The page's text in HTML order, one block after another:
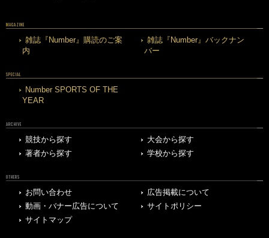
MAGAZINE
雑誌『Number』購読のご案
内
雑誌『Number』バックナン
バー
SPECIAL
Number SPORTS OF THE
YEAR
ARCHIVE
競技から探す
大会から探す
著者から探す
学校から探す
OTHERS
お問い合わせ
広告掲載について
動画・バナー広告について
サイトポリシー
サイトマップ